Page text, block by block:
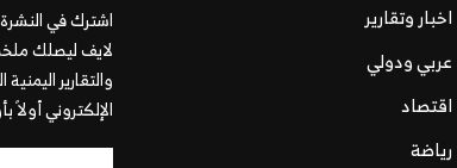
اخبار وتقارير
عربي ودولي
اقتصاد
رياضة
اشترك في النشرة
لايف ليصلك
والتقارير
الإلكتروني أولاً